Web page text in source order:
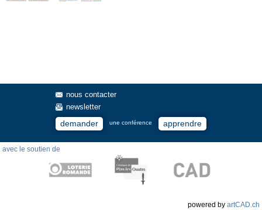
nous contacter
newsletter
demander une conférence apprendre
avec le soutien de
powered by artCAD.ch